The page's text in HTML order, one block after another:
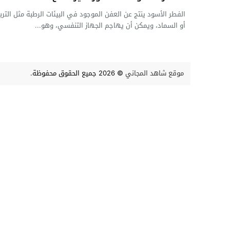
الفطر الأسود ينتج عن العفن الموجود في البيئات الرطبة مثل
أو السماد، ويمكن أن يهاجم الجهاز التنفسي، وهو...
موقع شاهد المجاني © 2026 جميع الحقوق محفوظة.